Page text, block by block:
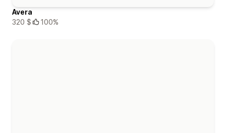
Avera
320 $
100%